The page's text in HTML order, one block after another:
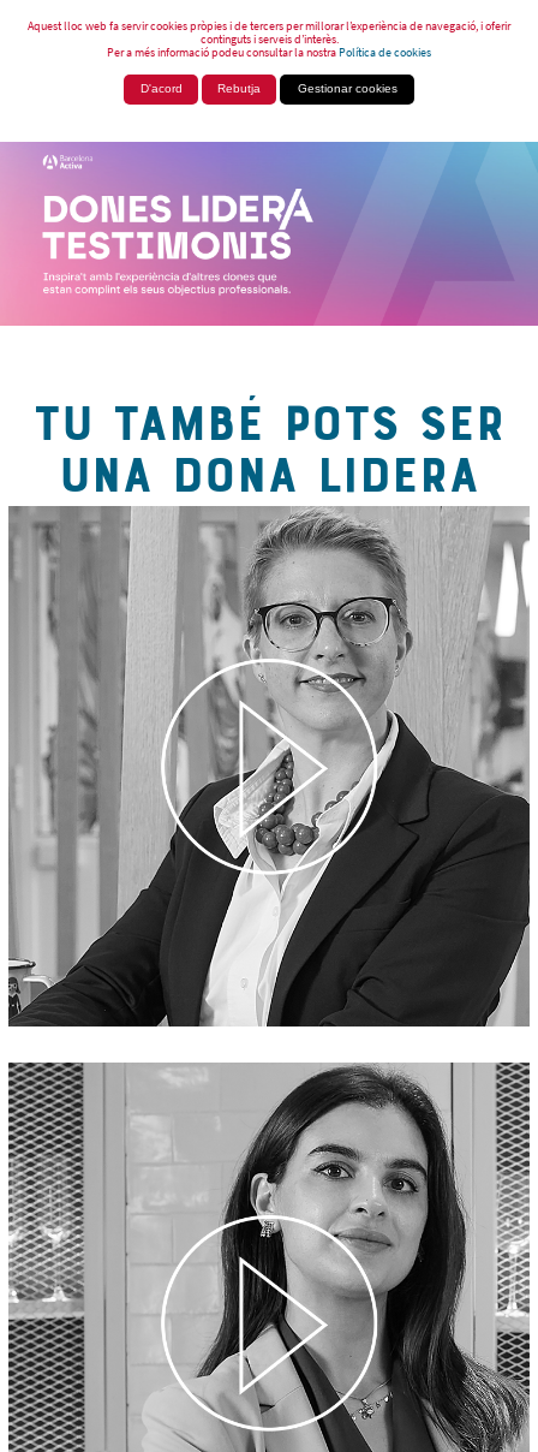
Aquest lloc web fa servir cookies pròpies i de tercers per millorar l’experiència de navegació, i oferir
continguts i serveis d’interès.
Per a més informació podeu consultar la nostraPolítica de cookies
D'acord Rebutja Gestionar cookies
TU TAMBÉ POTS SER
UNA DONA LIDERA